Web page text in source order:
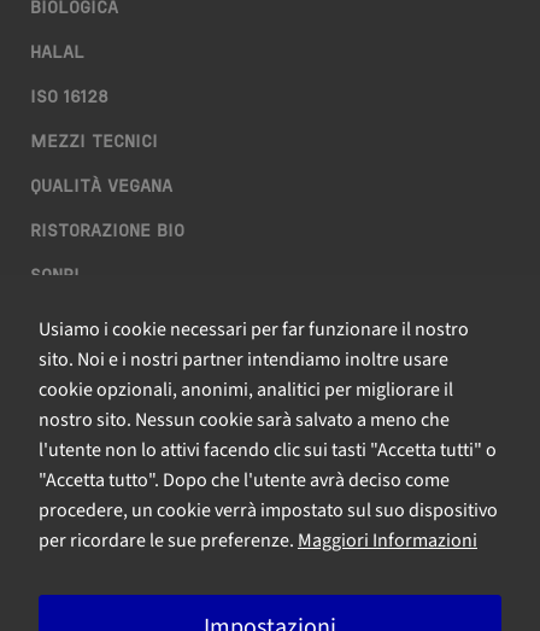
BIOLOGICA
HALAL
ISO 16128
MEZZI TECNICI
QUALITÀ VEGANA
RISTORAZIONE BIO
SQNPI
QCERTIFICAZIONI S.R.L. A SOCIO UNICO
Via Paolo Frajese, 37 – 53100 Siena
tel. +39 0577 327234 - fax +39 0577 329907 -Contattaci
P.IVA n. 01273640522
Capitale Sociale € 90.000,00 i.v.
Iscrizione Registro delle imprese di Siena n. 01273640522, REA n.
134249
Usiamo i cookie necessari per far funzionare il nostro
sito. Noi e i nostri partner intendiamo inoltre usare
cookie opzionali, anonimi, analitici per migliorare il
nostro sito. Nessun cookie sarà salvato a meno che
l'utente non lo attivi facendo clic sui tasti "Accetta tutti" o
"Accetta tutto". Dopo che l'utente avrà deciso come
procedere, un cookie verrà impostato sul suo dispositivo
per ricordare le sue preferenze. Maggiori Informazioni